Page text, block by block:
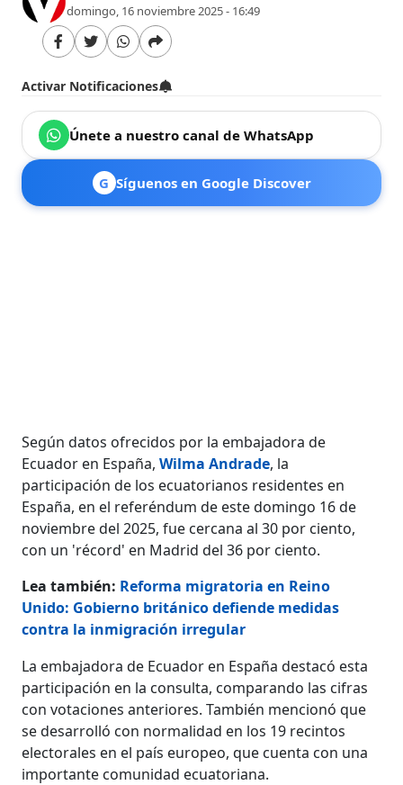
domingo, 16 noviembre 2025 - 16:49
Activar Notificaciones
Únete a nuestro canal de WhatsApp
G Síguenos en Google Discover
Según datos ofrecidos por la embajadora de
Ecuador en España,Wilma Andrade, la
participación de los ecuatorianos residentes en
España, en el referéndum de este domingo 16 de
noviembre del 2025, fue cercana al 30 por ciento,
con un 'récord' en Madrid del 36 por ciento.
Lea también: Reforma migratoria en Reino
Unido: Gobierno británico defiende medidas
contra la inmigración irregular
La embajadora de Ecuador en España destacó esta
participación en la consulta, comparando las cifras
con votaciones anteriores. También mencionó que
se desarrolló con normalidad en los 19 recintos
electorales en el país europeo, que cuenta con una
importante comunidad ecuatoriana.